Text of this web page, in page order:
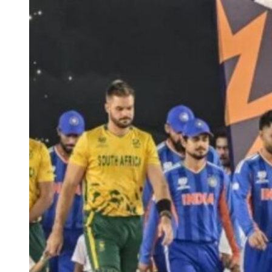
Team India’s Probable Playing XI for the Ind vs Afg Test
केएल राहुल, यशस्वी जायसवाल, साई सुदर्शन, शुभमन गिल, ऋषभ पंत
(विकेटकीपर), ध्रुव जुरेल, नितीश कुमार रेड्डी, वाशिंगटन सुंदर, कुलदीप
यादव, मोहम्मद सिराज और गुरनूर बराड़।
India vs Afghanistan टेस्ट के लिए टीम इंडिया
का स्क्वाड
शुभमन गिल (कप्तान), केएल राहुल (उप-कप्तान), यशस्वी जायसवाल, ध्रुव
जुरेल (विकेटकीपर), साई सुदर्शन, ऋषभ पंत (विकेटकीपर), देवदत्त पडिक्कल,